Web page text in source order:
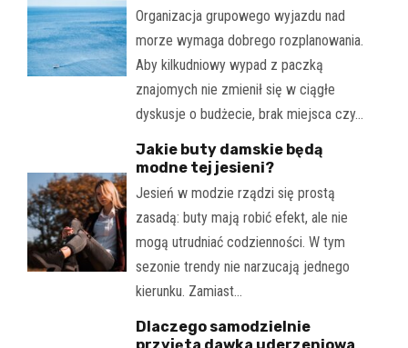
Organizacja grupowego wyjazdu nad
morze wymaga dobrego rozplanowania.
Aby kilkudniowy wypad z paczką
znajomych nie zmienił się w ciągłe
dyskusje o budżecie, brak miejsca czy…
Jakie buty damskie będą
modne tej jesieni?
Jesień w modzie rządzi się prostą
zasadą: buty mają robić efekt, ale nie
mogą utrudniać codzienności. W tym
sezonie trendy nie narzucają jednego
kierunku. Zamiast…
Dlaczego samodzielnie